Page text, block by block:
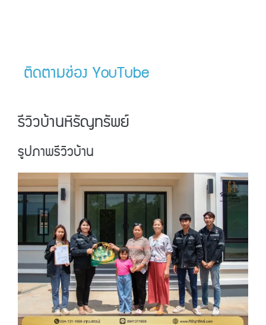
ติดตามช่อง YouTube
รีวิวบ้านหิรัญทรัพย์
รูปภาพรีวิวบ้าน